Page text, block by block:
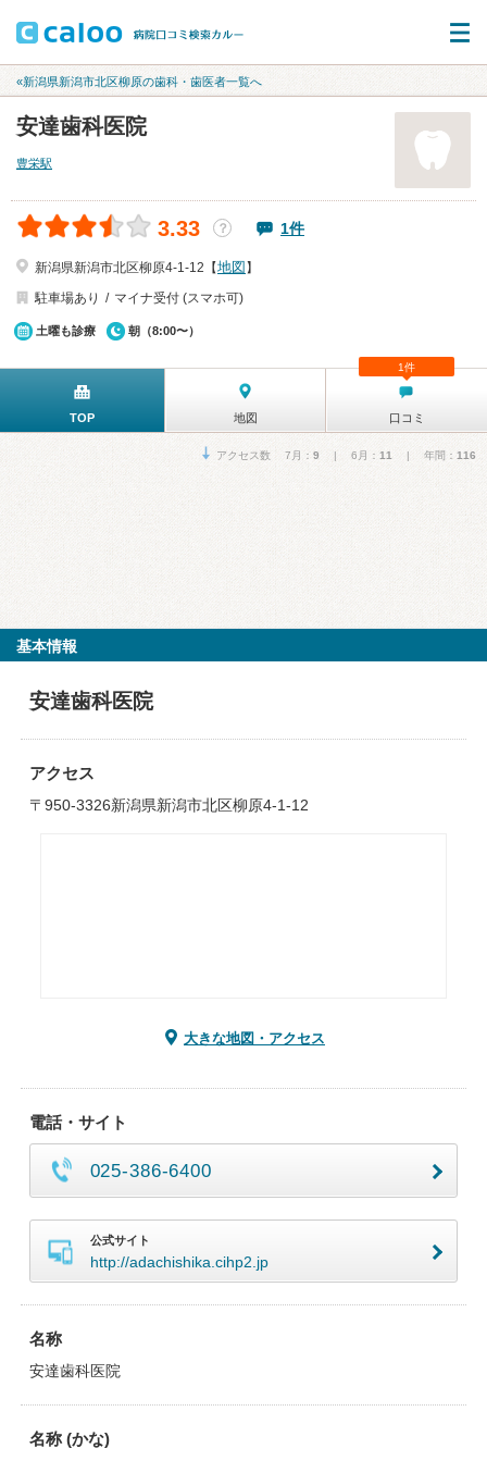
«新潟県新潟市北区柳原の歯科・歯医者一覧へ
安達歯科医院
豊栄駅
3.33 ？ 1件
新潟県新潟市北区柳原4-1-12【地図 】
駐車場あり
マイナ受付 (スマホ可)
土曜も診療 朝（8:00〜）
TOP 地図 口コミ
1件
アクセス数 7月： 9 | 6月： 11 | 年間： 116
基本情報
安達歯科医院
アクセス
〒950-3326新潟県新潟市北区柳原4-1-12
大きな地図・アクセス
電話・サイト
025-386-6400
公式サイト
http://adachishika.cihp2.jp
名称
安達歯科医院
名称 (かな)